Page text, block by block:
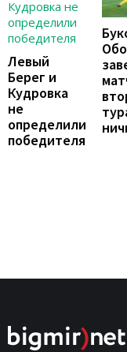
Левый
Берег и
Кудровка
не
определили
победителя